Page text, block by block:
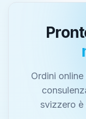
Ordini
svizzero è